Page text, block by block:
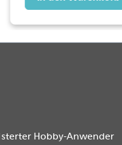
Hobby-Anwender